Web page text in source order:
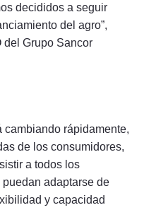
decididos a seguir
del agro”,
del Grupo Sancor
cambiando rápidamente,
de los consumidores,
a todos los
adaptarse de
y capacidad